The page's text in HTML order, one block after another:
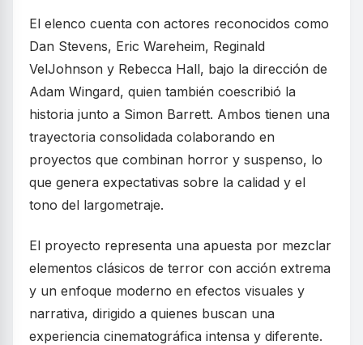
El elenco cuenta con actores reconocidos como
Dan Stevens, Eric Wareheim, Reginald
VelJohnson y Rebecca Hall, bajo la dirección de
Adam Wingard, quien también coescribió la
historia junto a Simon Barrett. Ambos tienen una
trayectoria consolidada colaborando en
proyectos que combinan horror y suspenso, lo
que genera expectativas sobre la calidad y el
tono del largometraje.
El proyecto representa una apuesta por mezclar
elementos clásicos de terror con acción extrema
y un enfoque moderno en efectos visuales y
narrativa, dirigido a quienes buscan una
experiencia cinematográfica intensa y diferente.